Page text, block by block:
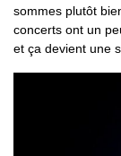
sommes plutôt
concerts ont un
et ça devient une